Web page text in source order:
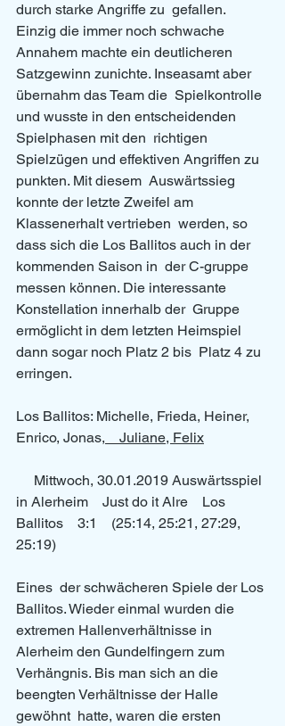
durch starke Angriffe zu  gefallen.
Einzig die immer noch schwache
Annahem machte ein deutlicheren
Satzgewinn zunichte. Inseasamt aber
übernahm das Team die  Spielkontrolle
und wusste in den entscheidenden
Spielphasen mit den  richtigen
Spielzügen und effektiven Angriffen zu
punkten. Mit diesem  Auswärtssieg
konnte der letzte Zweifel am
Klassenerhalt vertrieben  werden, so
dass sich die Los Ballitos auch in der
kommenden Saison in  der C-gruppe
messen können. Die interessante
Konstellation innerhalb der  Gruppe
ermöglicht in dem letzten Heimspiel
dann sogar noch Platz 2 bis  Platz 4 zu
erringen.
Los Ballitos: Michelle, Frieda, Heiner,
Enrico, Jonas,
    Juliane, Felix
in Alerheim    Just do it Alre    Los
Ballitos    3:1    (25:14, 25:21, 27:29,
25:19)
Eines  der schwächeren Spiele der Los
Ballitos. Wieder einmal wurden die
extremen Hallenverhältnisse in
Alerheim den Gundelfingern zum
Verhängnis. Bis man sich an die
beengten Verhältnisse der Halle
gewöhnt  hatte, waren die ersten